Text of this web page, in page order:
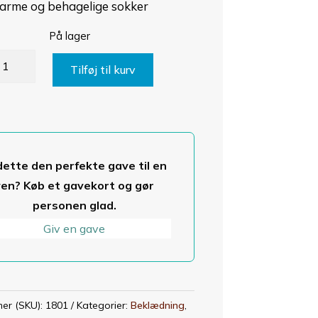
og behagelige sokker
På lager
Tilføj til kurv
den perfekte gave til en
Køb et gavekort og gør
personen glad.
Giv en gave
(SKU): 1801 Kategorier: Beklædning,